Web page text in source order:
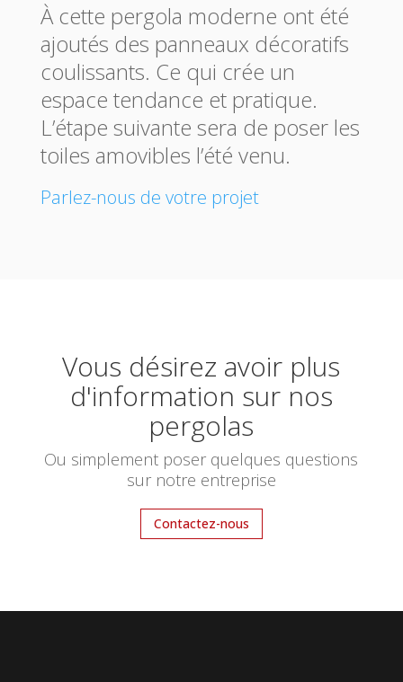
À cette pergola moderne ont été
ajoutés des panneaux décoratifs
coulissants. Ce qui crée un
espace tendance et pratique.
L’étape suivante sera de poser les
toiles amovibles l’été venu.
Parlez-nous de votre projet
Vous désirez avoir plus
d'information sur nos
pergolas
Ou simplement poser quelques questions
sur notre entreprise
Contactez-nous